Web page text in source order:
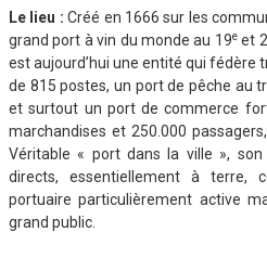
Le lieu : Créé en 1666 sur les
grand port à vin du monde au 19eet
est aujourd’hui une entité qui fédère
de 815 postes, un port de pêche au
et surtout un port de commerce
marchandises et 250.000
Véritable « port dans la ville »,
directs, essentiellement à terre,
portuaire particulièrement active
grand public.